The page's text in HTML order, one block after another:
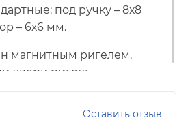
под ручку – 8х8
– 6х6 мм.
магнитным ригелем.
двери ригель
Оставить отзыв